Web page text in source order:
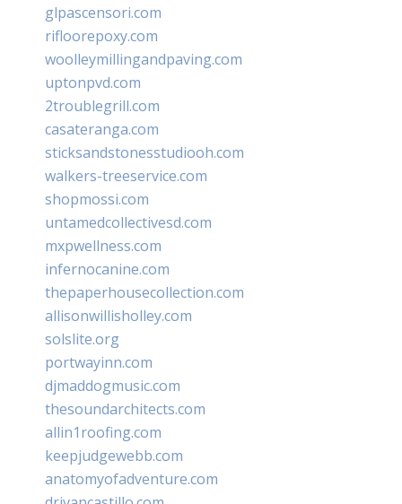
glpascensori.com
rifloorepoxy.com
woolleymillingandpaving.com
uptonpvd.com
2troublegrill.com
casateranga.com
sticksandstonesstudiooh.com
walkers-treeservice.com
shopmossi.com
untamedcollectivesd.com
mxpwellness.com
infernocanine.com
thepaperhousecollection.com
allisonwillisholley.com
solslite.org
portwayinn.com
djmaddogmusic.com
thesoundarchitects.com
allin1roofing.com
keepjudgewebb.com
anatomyofadventure.com